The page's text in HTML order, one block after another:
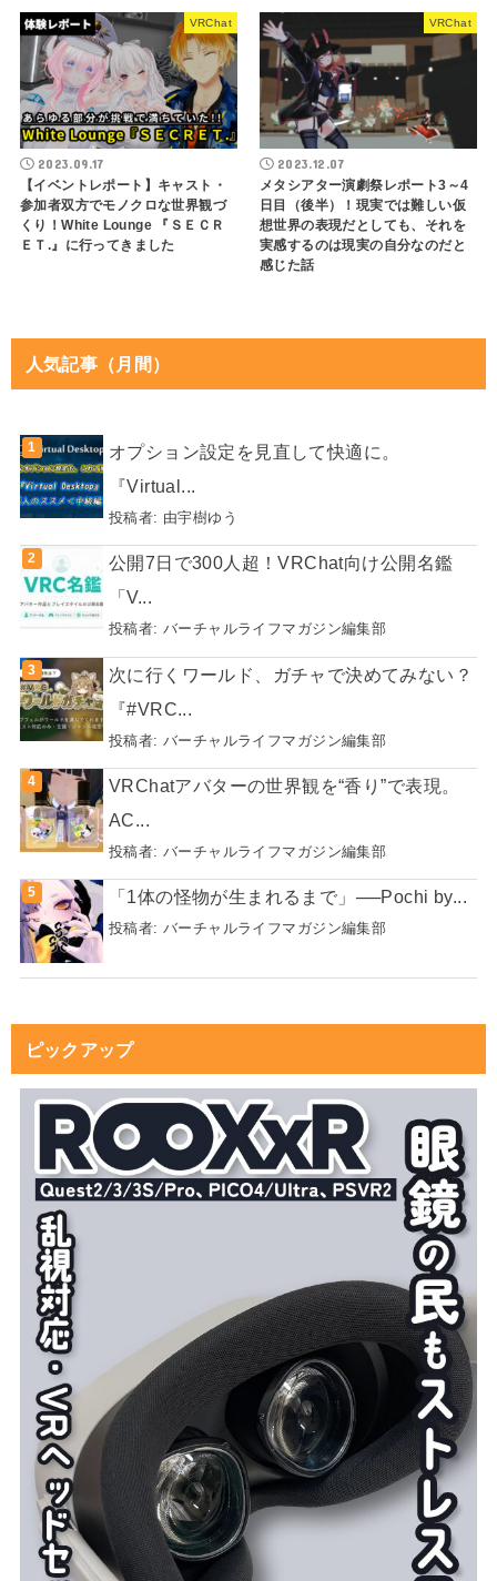
VRChat
2023.09.17
【イベントレポート】キャスト・
参加者双方でモノクロな世界観づ
くり！White Lounge 『ＳＥＣＲ
ＥＴ.』に行ってきました
VRChat
2023.12.07
メタシアター演劇祭レポート3～4
日目（後半）！現実では難しい仮
想世界の表現だとしても、それを
実感するのは現実の自分なのだと
感じた話
人気記事（月間）
オプション設定を見直して快適に。
『Virtual...
投稿者: 由宇樹ゆう
公開7日で300人超！VRChat向け公開名鑑
「V...
投稿者: バーチャルライフマガジン編集部
次に行くワールド、ガチャで決めてみない？
『#VRC...
投稿者: バーチャルライフマガジン編集部
VRChatアバターの世界観を“香り”で表現。
AC...
投稿者: バーチャルライフマガジン編集部
「1体の怪物が生まれるまで」──Pochi by...
投稿者: バーチャルライフマガジン編集部
ピックアップ